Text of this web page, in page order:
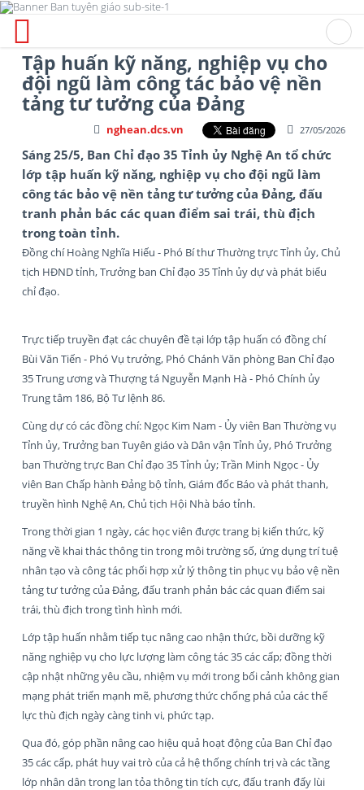
Tập huấn kỹ năng, nghiệp vụ cho
đội ngũ làm công tác bảo vệ nền
tảng tư tưởng của Đảng
27/05/2026
nghean.dcs.vn
Sáng 25/5, Ban Chỉ đạo 35 Tỉnh ủy Nghệ An tổ chức
lớp tập huấn kỹ năng, nghiệp vụ cho đội ngũ làm
công tác bảo vệ nền tảng tư tưởng của Đảng, đấu
tranh phản bác các quan điểm sai trái, thù địch
trong toàn tỉnh.
Đồng chí Hoàng Nghĩa Hiếu - Phó Bí thư Thường trực Tỉnh ủy, Chủ
tịch HĐND tỉnh, Trưởng ban Chỉ đạo 35 Tỉnh ủy dự và phát biểu
chỉ đạo.
Trực tiếp truyền đạt các chuyên đề tại lớp tập huấn có đồng chí
Bùi Văn Tiến - Phó Vụ trưởng, Phó Chánh Văn phòng Ban Chỉ đạo
35 Trung ương và Thượng tá Nguyễn Mạnh Hà - Phó Chính ủy
Trung tâm 186, Bộ Tư lệnh 86.
Cùng dự có các đồng chí: Ngọc Kim Nam - Ủy viên Ban Thường vụ
Tỉnh ủy, Trưởng ban Tuyên giáo và Dân vận Tỉnh ủy, Phó Trưởng
ban Thường trực Ban Chỉ đạo 35 Tỉnh ủy; Trần Minh Ngọc - Ủy
viên Ban Chấp hành Đảng bộ tỉnh, Giám đốc Báo và phát thanh,
truyền hình Nghệ An, Chủ tịch Hội Nhà báo tỉnh.
Trong thời gian 1 ngày, các học viên được trang bị kiến thức, kỹ
năng về khai thác thông tin trong môi trường số, ứng dụng trí tuệ
nhân tạo và công tác phối hợp xử lý thông tin phục vụ bảo vệ nền
tảng tư tưởng của Đảng, đấu tranh phản bác các quan điểm sai
trái, thù địch trong tình hình mới.
Lớp tập huấn nhằm tiếp tục nâng cao nhận thức, bồi dưỡng kỹ
năng nghiệp vụ cho lực lượng làm công tác 35 các cấp; đồng thời
cập nhật những yêu cầu, nhiệm vụ mới trong bối cảnh không gian
mạng phát triển mạnh mẽ, phương thức chống phá của các thế
lực thù địch ngày càng tinh vi, phức tạp.
Qua đó, góp phần nâng cao hiệu quả hoạt động của Ban Chỉ đạo
35 các cấp, phát huy vai trò của cả hệ thống chính trị và các tầng
lớp nhân dân trong lan tỏa thông tin tích cực, đấu tranh đẩy lùi